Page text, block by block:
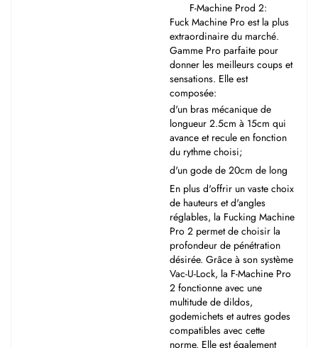
F-Machine Prod 2:
Fuck Machine Pro est la plus
extraordinaire du marché.
Gamme Pro parfaite pour
donner les meilleurs coups et
sensations. Elle est
composée:
d'un bras mécanique de
longueur 2.5cm à 15cm qui
avance et recule en fonction
du rythme choisi;
d'un gode de 20cm de long
En plus d'offrir un vaste choix
de hauteurs et d'angles
réglables, la Fucking Machine
Pro 2 permet de choisir la
profondeur de pénétration
désirée. Grâce à son système
Vac-U-Lock, la F-Machine Pro
2 fonctionne avec une
multitude de dildos,
godemichets et autres godes
compatibles avec cette
norme. Elle est également